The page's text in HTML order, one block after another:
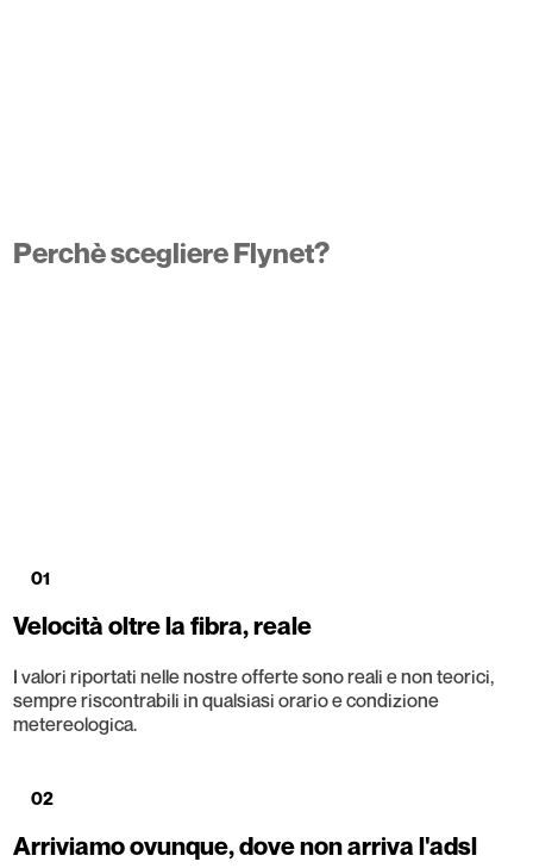
Perchè scegliere Flynet?
01
Velocità oltre la fibra, reale
I valori riportati nelle nostre offerte sono reali e non teorici,
sempre riscontrabili in qualsiasi orario e condizione
metereologica.
02
Arriviamo ovunque, dove non arriva l'adsl